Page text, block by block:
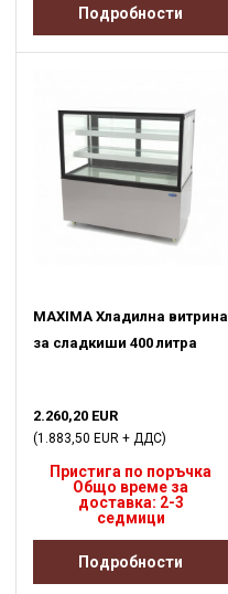
Подробности
MAXIMA Хладилна витрина
за сладкиши 400 литра
2.260,20 EUR
(1.883,50 EUR + ДДС)
Пристига по поръчка
Общо време за
доставка: 2-3
седмици
Подробности